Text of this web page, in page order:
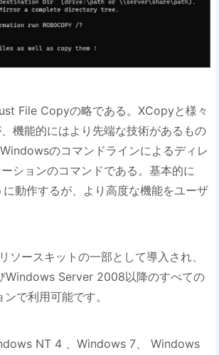
File Copyの略である。XCopyと様々
機能的にはより先端な技術があるもの
のコマンドラインによるディレ
ションのコマンドである。基本的に
動作するが、より高度な機能をユーザ
ソースキットの一部として導入され、
Windows Server 2008以降のすべての
で利用可能です。
NT 4 、Windows 7、 Windows